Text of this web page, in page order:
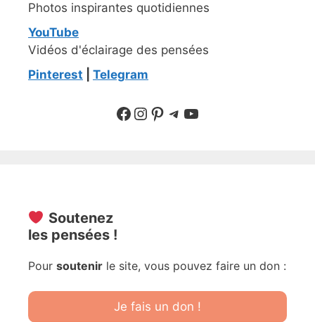
Photos inspirantes quotidiennes
YouTube
Vidéos d'éclairage des pensées
Pinterest
Telegram
Suivre sur Facebook
Suivre sur Instagram
Pinterest
Sur Telegram
YouTube
Soutenez
les pensées !
Pour soutenir le site, vous pouvez faire un don :
Je fais un don !